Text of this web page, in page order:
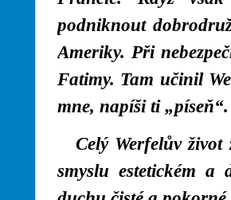
podniknout
Ameriky. Při
Fatimy. Tam učinil
mne, napíši ti
Celý Werfelův
smyslu estetickém